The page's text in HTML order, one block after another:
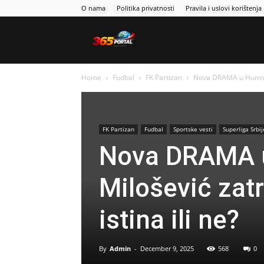
O nama Politika privatnosti Pravila i uslovi korištenja
Home Fudbal FK Partizan Nova DRAMA u
FK Partizan Fudbal Sportske vesti Superliga
Nova
Milošević
istina ili ne?
By Admin - December 9, 2025 568 0